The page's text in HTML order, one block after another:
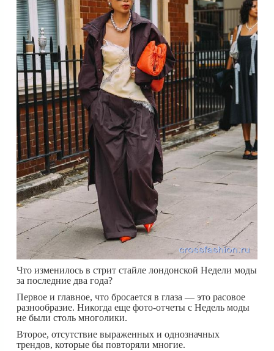
Что изменилось в стрит стайле лондонской Недели моды
за последние два года?
Первое и главное, что бросается в глаза — это расовое
разнообразие. Никогда еще фото-отчеты с Недель моды
не были столь многолики.
Второе, отсутствие выраженных и однозначных
трендов, которые бы повторяли многие.